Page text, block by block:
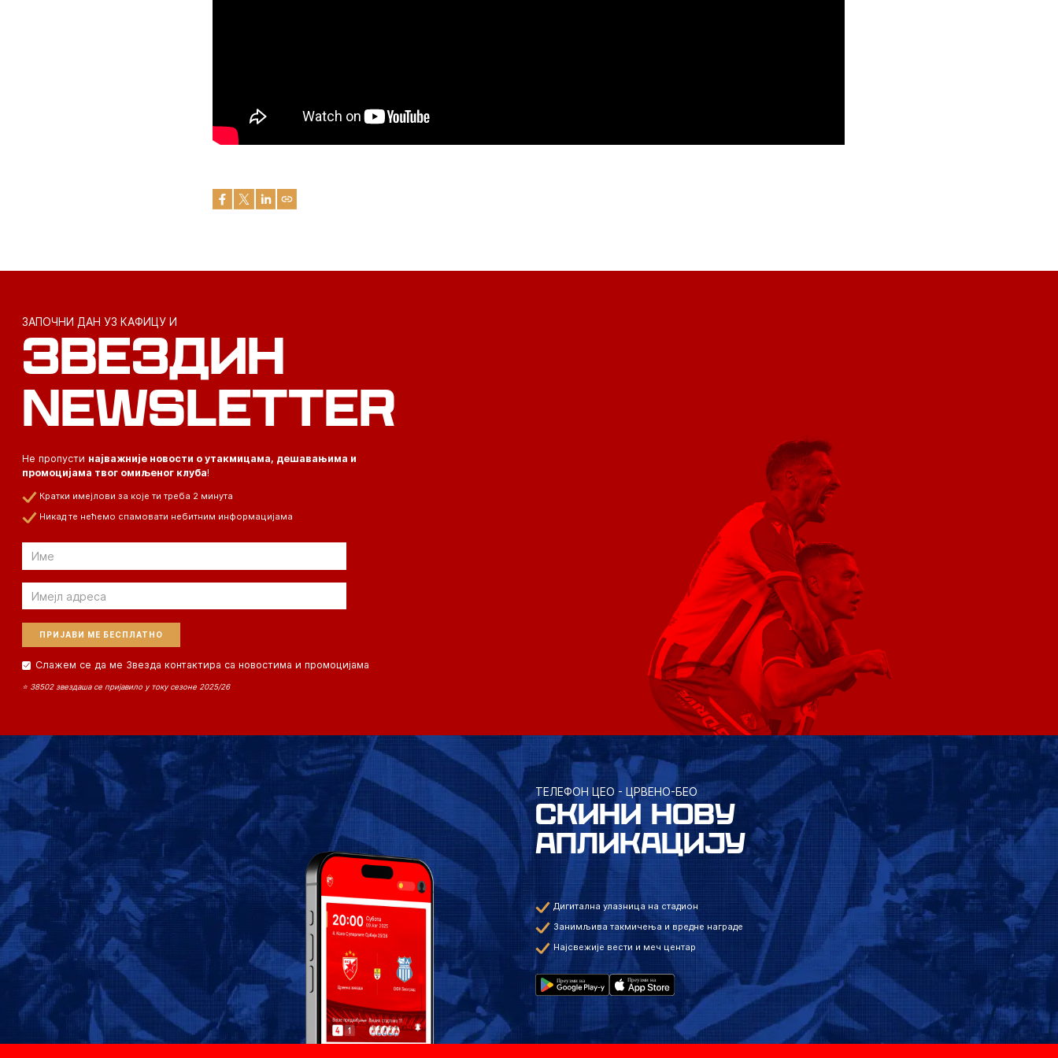
ЗАПОЧНИ ДАН УЗ КАФИЦУ И
ЗВЕЗДИН
NEWSLETTER
Не пропусти најважније новости о утакмицама, дешавањима и
промоцијама твог омиљеног клуба!
Кратки имејлови за које ти треба 2 минута
Никад те нећемо спамовати небитним информацијама
Email
Email
Слажем се да ме Звезда контактира са новостима и промоцијама
⭐ 38502 звездаша се пријавило у току сезоне 2025/26
ТЕЛЕФОН ЦЕО - ЦРВЕНО-БЕО
СКИНИ НОВУ
АПЛИКАЦИЈУ
Дигитална улазница на стадион
Занимљива такмичења и вредне награде
Најсвежије вести и меч центар